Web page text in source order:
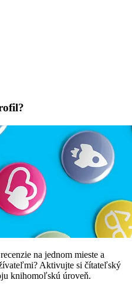
na jednom mieste a
Aktivujte si čítateľský
knihomoľskú úroveň.